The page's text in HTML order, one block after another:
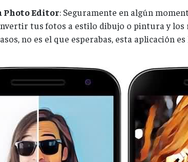
Photo Editor: Seguramente en algún
tus fotos a estilo dibujo o pintura y los
no es el que esperabas, esta aplicación